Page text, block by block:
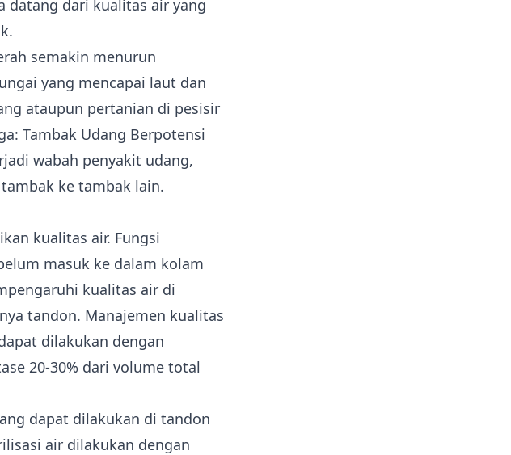
datang dari kualitas air yang
semakin menurun
yang mencapai laut dan
ataupun pertanian di pesisir
Tambak Udang Berpotensi
wabah penyakit udang,
ke tambak lain.
kualitas air. Fungsi
masuk ke dalam kolam
kualitas air di
tandon. Manajemen kualitas
dilakukan dengan
20-30% dari volume total
dapat dilakukan di tandon
air dilakukan dengan